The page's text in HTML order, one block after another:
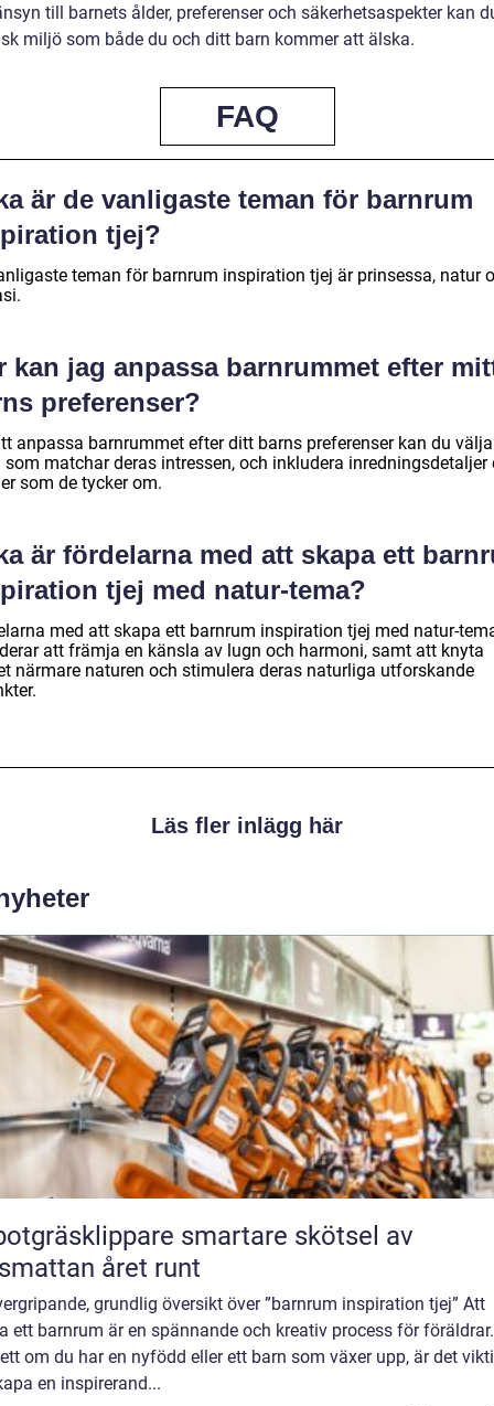
till barnets ålder, preferenser och säkerhetsaspekter kan
miljö som både du och ditt barn kommer att älska.
FAQ
är de vanligaste teman för barnrum
tjej?
teman för barnrum inspiration tjej är prinsessa, natur
kan jag anpassa barnrummet efter
preferenser?
anpassa barnrummet efter ditt barns preferenser kan du
som matchar deras intressen, och inkludera inredningsdetaljer
som de tycker om.
är fördelarna med att skapa ett
tjej med natur-tema?
med att skapa ett barnrum inspiration tjej med natur-
att främja en känsla av lugn och harmoni, samt att knyta
närmare naturen och stimulera deras naturliga utforskande
Läs fler inlägg här
smartare skötsel av
året runt
grundlig översikt över ”barnrum inspiration tjej” Att
ett barnrum är en spännande och kreativ process för föräldrar.
om du har en nyfödd eller ett barn som växer upp, är det
en inspirerand...